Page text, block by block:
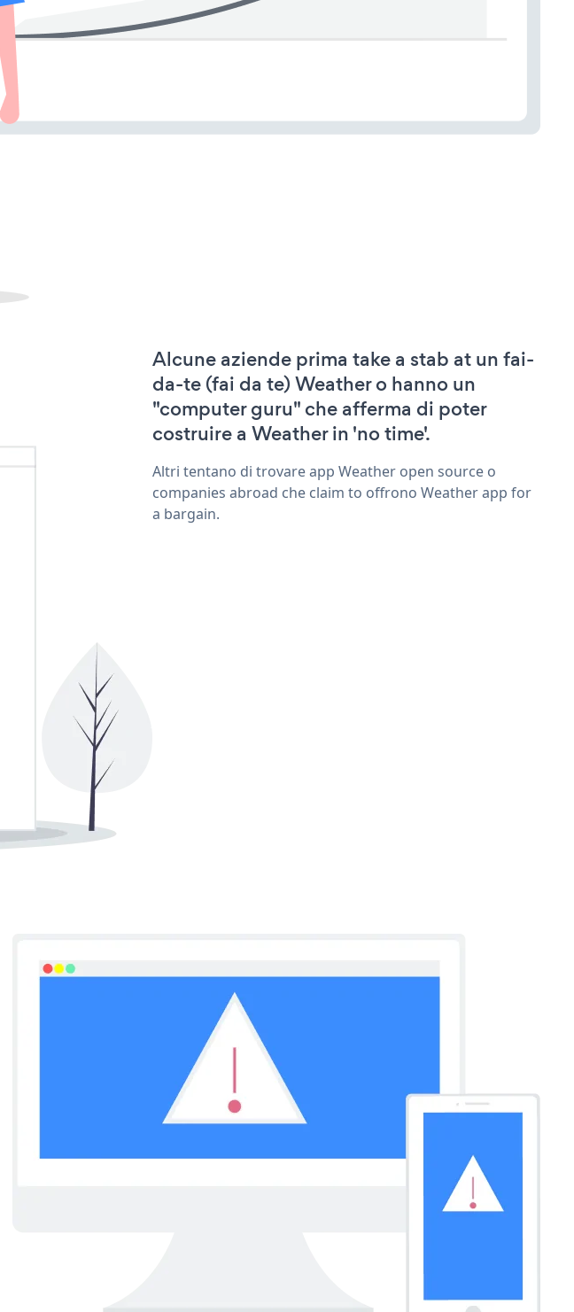
Alcune aziende prima take a stab at un fai-
da-te (fai da te) Weather o hanno un
"computer guru" che afferma di poter
costruire a Weather in 'no time'.
Altri tentano di trovare app Weather open source o
companies abroad che claim to offrono Weather app for
a bargain.